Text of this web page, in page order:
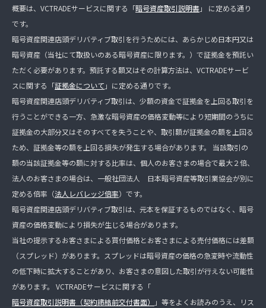
概要は、VCTRADEサービスに関する「暗号資産取引説明書」 に定める通り
です。
暗号資産関連店頭デリバティブ取引を行うためには、あらかじめ日本円又は
暗号資産（当社にて取扱いのある暗号資産に限ります。）で証拠金を預託い
ただく必要があります。預託する額又はその計算方法は、VCTRADEサービ
スに関する「証拠金について 」に定める通りです。
暗号資産関連店頭デリバティブ取引は、少額の資金で証拠金を上回る取引を
行うことができる一方、急激な暗号資産の価格変動等により短期間のうちに
証拠金の大部分又はそのすべてを失うことや、取引額が証拠金の額を上回る
ため、証拠金等の額を上回る損失が発生する場合があります。 当該取引の
額の当該証拠金等の額に対する比率は、個人のお客さまの場合で最大２倍、
法人のお客さまの場合は、一般社団法人 日本暗号資産等取引業協会が別に
定める倍率（法人レバレッジ倍率）です。
暗号資産関連店頭デリバティブ取引は、元本を保証するものではなく、暗号
資産の価格変動により損失が生じる場合があります。
当社の提示するお客さまによる買付価格とお客さまによる売付価格には差額
（スプレッド）があります。スプレッドは暗号資産の価格の急変時や流動性
の低下時に拡大することがあり、お客さまの意図した取引が行えない可能性
があります。 VCTRADEサービスに関する「
暗号資産取引説明書（契約締結前交付書面）
」等をよくお読みのうえ、リス